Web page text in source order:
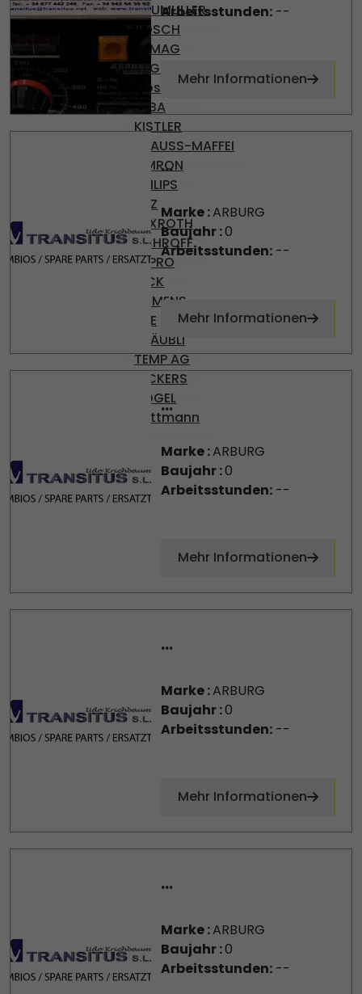
BAUMULLER
BOSCH
DEMAG
ENGEL
Gossen
KEBA
KISTLER
KRAUSS-MAFFEI
OMRON
PHILIPS
PILZ
REXROTH
SCHROFF
SEPRO
SICK
SIEMENS
SKE
STÄUBLI
TEMP AG
VICKERS
VOGEL
Wittmann
Arbeitsstunden:--
Mehr Informationen
...
Marke :ARBURG
Baujahr :0
Arbeitsstunden:--
Mehr Informationen
...
Marke :ARBURG
Baujahr :0
Arbeitsstunden:--
Mehr Informationen
...
Marke :ARBURG
Baujahr :0
Arbeitsstunden:--
Mehr Informationen
...
Marke :ARBURG
Baujahr :0
Arbeitsstunden:--